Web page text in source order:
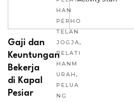
Gaji dan
Keuntungan
Bekerja
di Kapal
Pesiar
HAN
PERHO
TELAN
JOGJA,
PELATI
HANM
URAH ,
PELUA
NG